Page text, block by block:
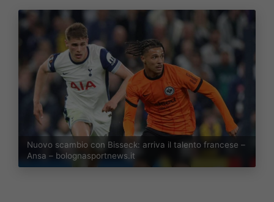
Nuovo scambio con Bisseck: arriva il talento francese –
Ansa – bolognasportnews.it